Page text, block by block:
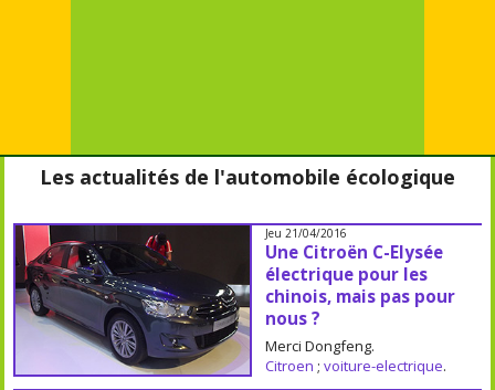
Les actualités de l'automobile écologique
Jeu 21/04/2016
Une Citroën C-Elysée
électrique pour les
chinois, mais pas pour
nous ?
Merci Dongfeng.
Citroen ; voiture-electrique.